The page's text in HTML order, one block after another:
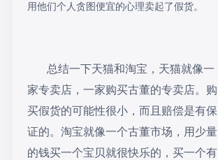
用他们个人贪图便宜的心理卖起了假货。
总结一下天猫和淘宝，天猫就像一
家专卖店，一家购买古董的专卖店。购
买假货的可能性很小，而且赔偿是有保
证的。淘宝就像一个古董市场，用少量
的钱买一个宝贝就很快乐的，买一个有